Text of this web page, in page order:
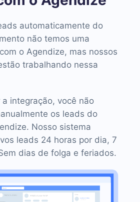
automaticamente do
não temos uma
o Agendize, mas nossos
trabalhando nessa
integração, você não
os leads do
Nosso sistema
leads 24 horas por dia, 7
dias de folga e feriados.